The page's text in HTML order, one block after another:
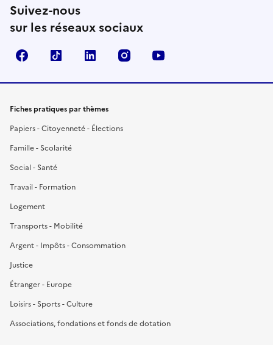
Suivez-nous
sur les réseaux sociaux
FacebookTikTok LinkedIn Instagram
Fiches pratiques par thèmes
Papiers - Citoyenneté - Élections
Famille - Scolarité
Social - Santé
Travail - Formation
Logement
Transports - Mobilité
Argent - Impôts - Consommation
Justice
Étranger - Europe
Loisirs - Sports - Culture
Associations, fondations et fonds de dotation